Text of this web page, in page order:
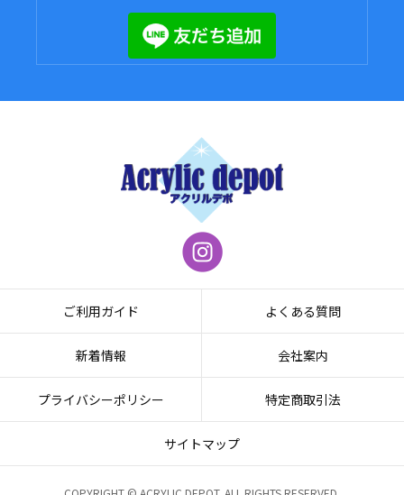
ご利用ガイド よくある質問
新着情報 会社案内
プライバシーポリシー 特定商取引法
サイトマップ